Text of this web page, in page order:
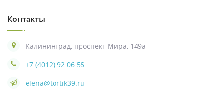
Контакты
Калининград, проспект Мира, 149а
+7 (4012) 92 06 55
elena@tortik39.ru